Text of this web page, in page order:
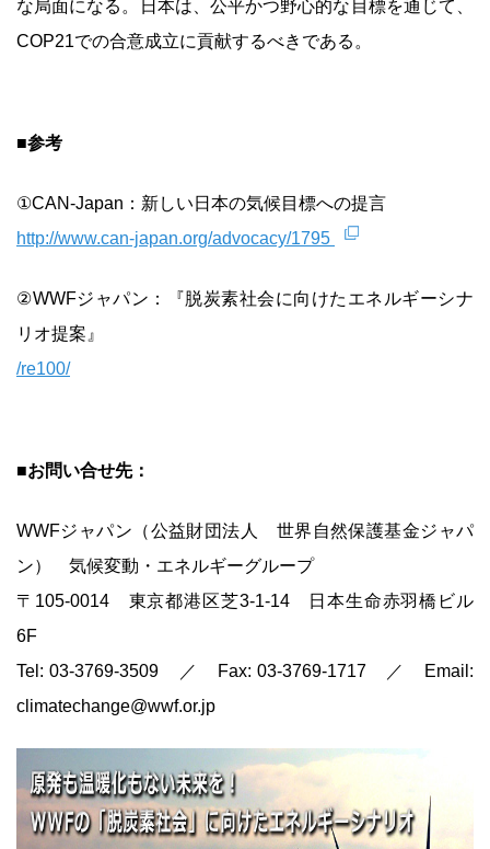
な局面になる。日本は、公平かつ野心的な目標を通じて、
COP21での合意成立に貢献するべきである。
■参考
①CAN-Japan：新しい日本の気候目標への提言
http://www.can-japan.org/advocacy/1795
②WWFジャパン：『脱炭素社会に向けたエネルギーシナ
リオ提案』
/re100/
■お問い合せ先：
WWFジャパン（公益財団法人 世界自然保護基金ジャパ
ン） 気候変動・エネルギーグループ
〒105-0014 東京都港区芝3-1-14 日本生命赤羽橋ビル
6F
Tel: 03-3769-3509 ／ Fax: 03-3769-1717 ／ Email:
climatechange@wwf.or.jp